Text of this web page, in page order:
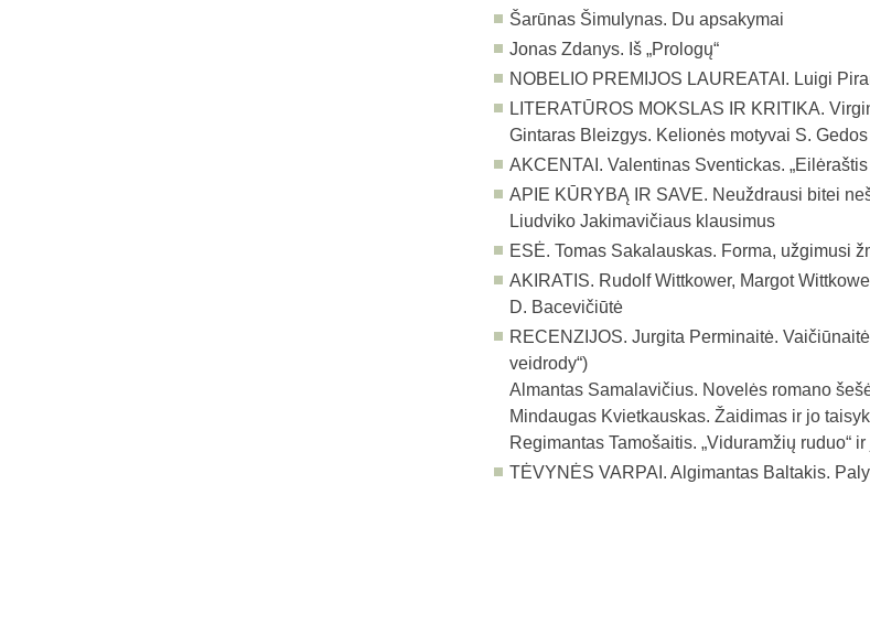
Šarūnas Šimulynas. Du apsakymai
Jonas Zdanys. Iš „Prologų“
NOBELIO PREMIJOS LAUREATAI. Luigi
LITERATŪROS MOKSLAS IR KRITIKA.
Gintaras Bleizgys. Kelionės motyvai S.
AKCENTAI. Valentinas Sventickas.
APIE KŪRYBĄ IR SAVE. Neuždrausi bitei
Liudviko Jakimavičiaus klausimus
ESĖ. Tomas Sakalauskas. Forma, užgimusi
AKIRATIS. Rudolf Wittkower, Margot
D. Bacevičiūtė
RECENZIJOS. Jurgita Perminaitė.
veidrody“)
Almantas Samalavičius. Novelės romano
Mindaugas Kvietkauskas. Žaidimas ir jo
Regimantas Tamošaitis. „Viduramžių ruduo“
TĖVYNĖS VARPAI. Algimantas Baltakis.